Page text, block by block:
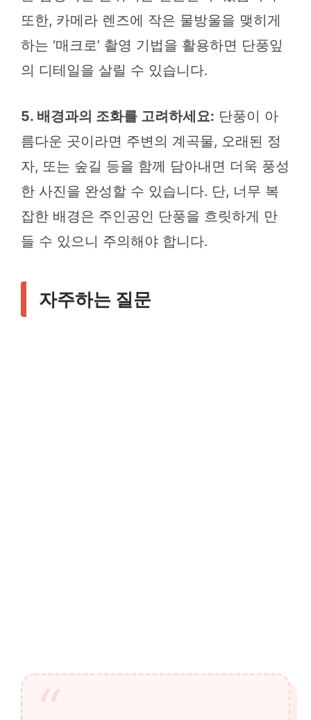
또한, 카메라 렌즈에 작은 물방울을 맺히게
하는 ‘매크로’ 촬영 기법을 활용하면 단풍잎
의 디테일을 살릴 수 있습니다.
5. 배경과의 조화를 고려하세요: 단풍이 아
름다운 곳이라면 주변의 계곡물, 오래된 정
자, 또는 숲길 등을 함께 담아내면 더욱 풍성
한 사진을 완성할 수 있습니다. 단, 너무 복
잡한 배경은 주인공인 단풍을 흐릿하게 만
들 수 있으니 주의해야 합니다.
자주하는 질문